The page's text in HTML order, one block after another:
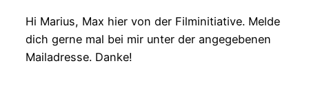
Hi Marius, Max hier von der Filminitiative. Melde
dich gerne mal bei mir unter der angegebenen
Mailadresse. Danke!